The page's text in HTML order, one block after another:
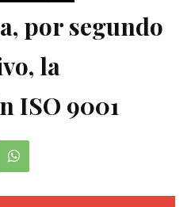
por segundo
la
ISO 9001